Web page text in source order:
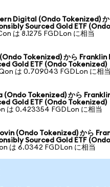
Digital (Ondo Tokenized)
Sourced Gold ETF
は 8.1275 FGDLon に相当
(Ondo Tokenized) から Franklin
Gold ETF (Ondo Tokenized)
は 0.709043 FGDLon に相当
(Ondo Tokenized) から
Gold ETF (Ondo Tokenized)
は 0.423354 FGDLon に相当
(Ondo Tokenized) から
Sourced Gold ETF
は 6.0342 FGDLon に相当